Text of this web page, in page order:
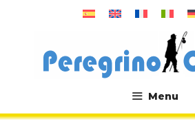
뛰
Menu
.